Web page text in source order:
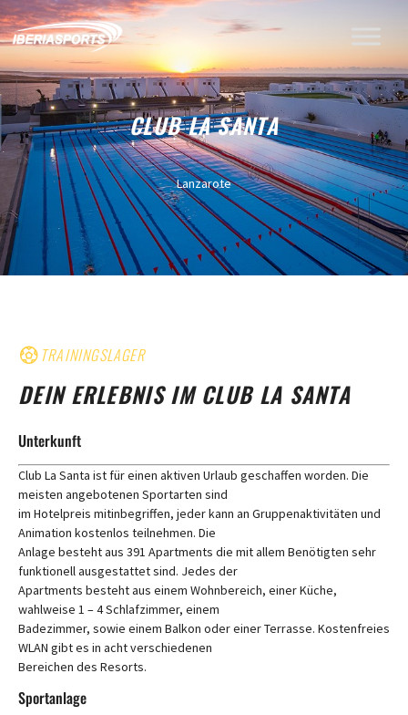
CLUB LA SANTA
Lanzarote
TRAININGSLAGER
DEIN ERLEBNIS IM CLUB LA SANTA
Unterkunft
Club La Santa ist für einen aktiven Urlaub geschaffen worden. Die
meisten angebotenen Sportarten sind
im Hotelpreis mitinbegriffen, jeder kann an Gruppenaktivitäten und
Animation kostenlos teilnehmen. Die
Anlage besteht aus 391 Apartments die mit allem Benötigten sehr
funktionell ausgestattet sind. Jedes der
Apartments besteht aus einem Wohnbereich, einer Küche,
wahlweise 1 – 4 Schlafzimmer, einem
Badezimmer, sowie einem Balkon oder einer Terrasse. Kostenfreies
WLAN gibt es in acht verschiedenen
Bereichen des Resorts.
Sportanlage